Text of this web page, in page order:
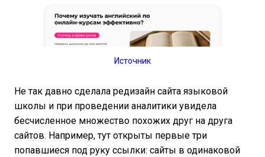
Источник
Не так давно сделала редизайн сайта языковой
школы и при проведении аналитики увидела
бесчисленное множество похожих друг на друга
сайтов. Например, тут открыты первые три
попавшиеся под руку ссылки: сайты в одинаковой